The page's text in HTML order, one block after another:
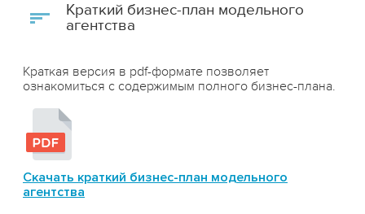
Краткий бизнес-план модельного
агентства
Краткая версия в pdf-формате позволяет
ознакомиться с содержимым полного бизнес-плана.
Скачать краткий бизнес-план модельного
агентства